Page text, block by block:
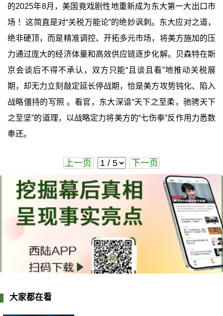
的2025年8月，美国竟戏剧性地重新成为东大第一大出口市
场 ！这简直是对“关税万能论”的绝妙讽刺。东大应对之道，
绝非硬顶，而是精准调控、开拓多元市场，将美方施加的压
力通过庞大的经济体量和高效供应链逐步化解。贝森特在斯
京会谈后不得不承认，双方只能“且谈且看”地推动关税展
期，却无力立刻敲定延长停战期，恰是美方攻势钝化、陷入
战略僵持的写照 。看官，东大深谙“天下之至柔，驰骋天下
之至坚”的道理，以战略定力将美方的“七伤拳”反作用力悉数
奉还。
上一页 下一页
大家都在看